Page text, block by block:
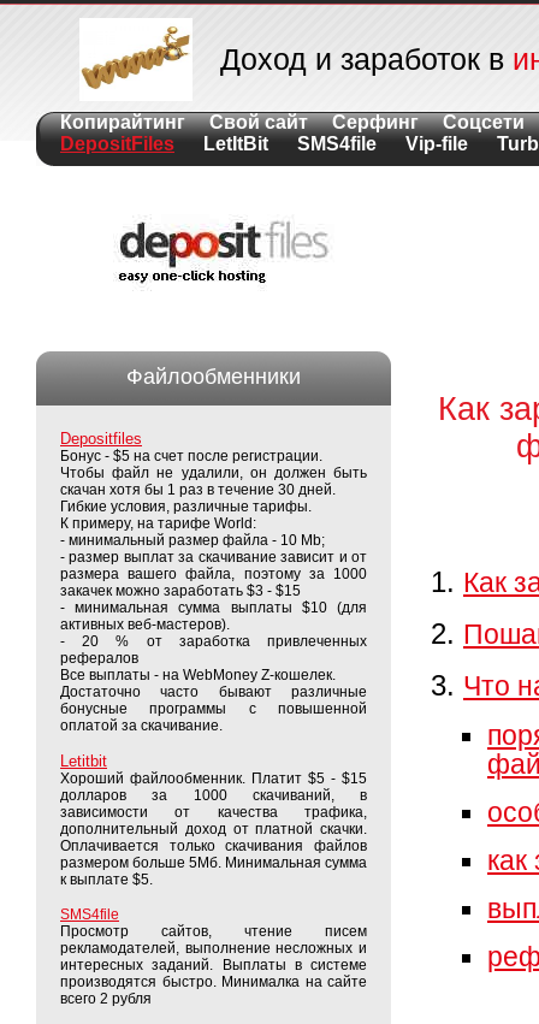
Доход и заработок в
Копирайтинг Свой сайтСерфингСоцсети
DepositFiles
LetItBit SMS4file Vip-file
Файлообменники
Depositfiles
Бонус - $5 на счет после регистрации.
Чтобы файл не удалили, он должен быть
скачан хотя бы 1 раз в течение 30 дней.
Гибкие условия, различные тарифы.
К примеру, на тарифе World:
- минимальный размер файла - 10 Mb;
- размер выплат за скачивание зависит и от
размера вашего файла, поэтому за 1000
закачек можно заработать $3 - $15
- минимальная сумма выплаты $10 (для
активных веб-мастеров).
- 20 % от заработка привлеченных
рефералов
Все выплаты - на WebMoney Z-кошелек.
Достаточно часто бывают различные
бонусные программы с повышенной
оплатой за скачивание.
Letitbit
Хороший файлообменник. Платит $5 - $15
долларов за 1000 скачиваний, в
зависимости от качества трафика,
дополнительный доход от платной скачки.
Оплачивается только скачивания файлов
размером больше 5Мб. Минимальная сумма
к выплате $5.
SMS4file
Просмотр сайтов, чтение писем
рекламодателей, выполнение несложных и
интересных заданий. Выплаты в системе
производятся быстро. Минималка на сайте
всего 2 рубля
Как
Как
Что